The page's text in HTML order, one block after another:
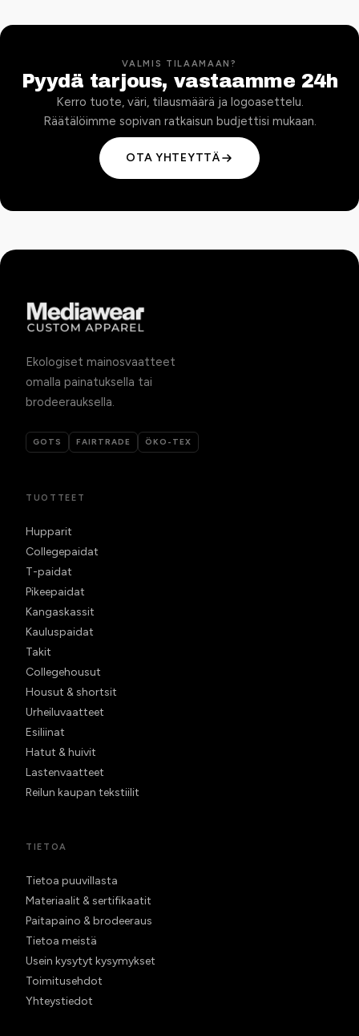
VALMIS TILAAMAAN?
Pyydä tarjous, vastaamme 24h
Kerro tuote, väri, tilausmäärä ja logoasettelu.
Räätälöimme sopivan ratkaisun budjettisi mukaan.
OTA YHTEYTTÄ
Ekologiset mainosvaatteet
omalla painatuksella tai
brodeerauksella.
GOTS FAIRTRADE ÖKO-TEX
TUOTTEET
Hupparit
Collegepaidat
T-paidat
Pikeepaidat
Kangaskassit
Kauluspaidat
Takit
Collegehousut
Housut & shortsit
Urheiluvaatteet
Esiliinat
Hatut & huivit
Lastenvaatteet
Reilun kaupan tekstiilit
TIETOA
Tietoa puuvillasta
Materiaalit & sertifikaatit
Paitapaino & brodeeraus
Tietoa meistä
Usein kysytyt kysymykset
Toimitusehdot
Yhteystiedot